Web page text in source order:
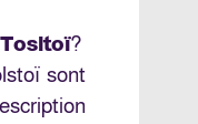
?
sont